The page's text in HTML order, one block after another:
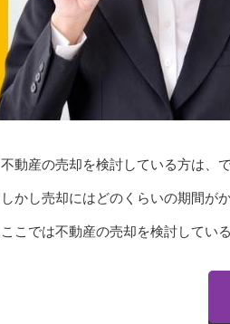
不動産の売却を検討している方は、
しかし売却にはどのくらいの期間が
ここでは不動産の売却を検討してい